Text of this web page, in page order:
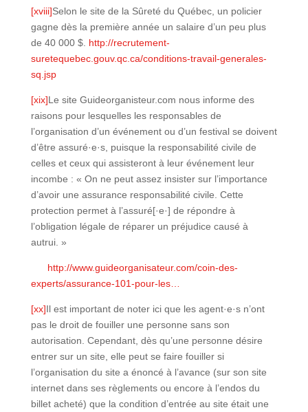
[xviii]Selon le site de la Sûreté du Québec, un policier
gagne dès la première année un salaire d’un peu plus
de 40 000 $. http://recrutement-
suretequebec.gouv.qc.ca/conditions-travail-generales-
sq.jsp
[xix]Le site Guideorganisteur.com nous informe des
raisons pour lesquelles les responsables de
l’organisation d’un événement ou d’un festival se doivent
d’être assuré·e·s, puisque la responsabilité civile de
celles et ceux qui assisteront à leur événement leur
incombe : « On ne peut assez insister sur l’importance
d’avoir une assurance responsabilité civile. Cette
protection permet à l’assuré[·e·] de répondre à
l’obligation légale de réparer un préjudice causé à
autrui. »
http://www.guideorganisateur.com/coin-des-
experts/assurance-101-pour-les…
[xx]Il est important de noter ici que les agent·e·s n’ont
pas le droit de fouiller une personne sans son
autorisation. Cependant, dès qu’une personne désire
entrer sur un site, elle peut se faire fouiller si
l’organisation du site a énoncé à l’avance (sur son site
internet dans ses règlements ou encore à l’endos du
billet acheté) que la condition d’entrée au site était une